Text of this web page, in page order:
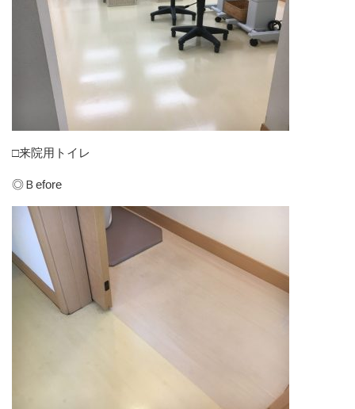
□来院用トイレ
◎Ｂefore